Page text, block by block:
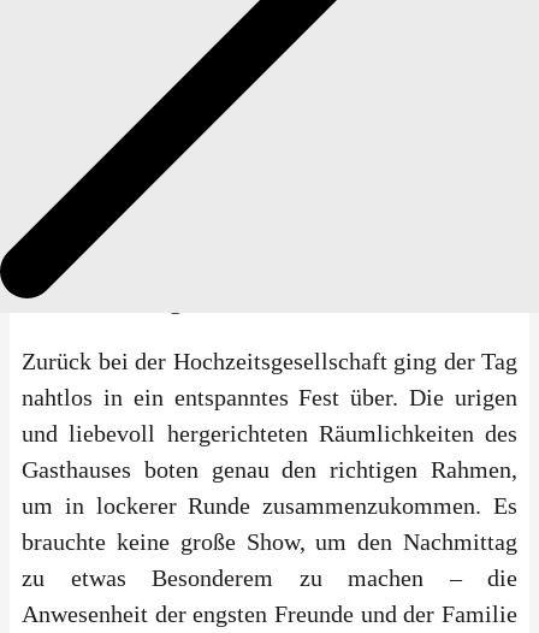
Paarfotos nahmen sich die beiden eine bewusste
Auszeit abseits des Trubels. Bei einem ruhigen
Spaziergang durch die ländliche Umgebung
konnten sie die vielen Eindrücke des Tages in
Ruhe sacken lassen und einfach den Moment zu
zweit genießen. Völlig unbeschwert und ohne
jegliche künstliche Inszenierung entstanden dabei
ehrliche, nahbare Bilder, die ihre innige
Verbundenheit ganz natürlich festhalten.
Zurück bei der Hochzeitsgesellschaft ging der Tag
nahtlos in ein entspanntes Fest über. Die urigen
und liebevoll hergerichteten Räumlichkeiten des
Gasthauses boten genau den richtigen Rahmen,
um in lockerer Runde zusammenzukommen. Es
brauchte keine große Show, um den Nachmittag
zu etwas Besonderem zu machen – die
Anwesenheit der engsten Freunde und der Familie